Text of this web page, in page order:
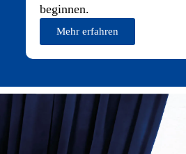
beginnen.
Mehr erfahren